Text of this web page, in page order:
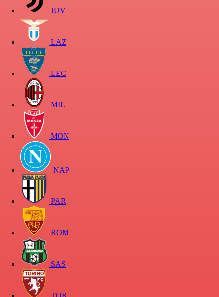
JUV
LAZ
LEC
MIL
MON
NAP
PAR
ROM
SAS
TOR